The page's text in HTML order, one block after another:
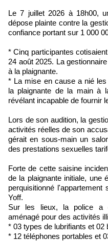
Le 7 juillet 2026 à 18h00,
dépose plainte contre la
confiance portant sur 1 000
* Cinq participantes
24 août 2025. La
à la plaignante.
* La mise en cause a nié
la plaignante de la main à
révélant incapable de fournir
Lors de son audition, la
activités réelles de son
gérait en sous-main un
des prestations sexuelles
Forte de cette saisine
de la plaignante initiale, une
perquisitionné
Yoff.
Sur les lieux, la police a
aménagé pour des activités
* 03 types de lubrifiants et 02
* 12 téléphones portables et